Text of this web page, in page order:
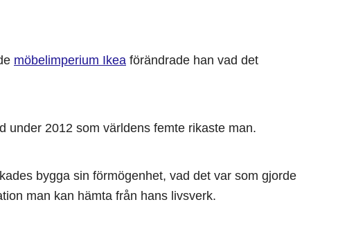
möbelimperium Ikea förändrade han vad det
under 2012 som världens femte rikaste man.
bygga sin förmögenhet, vad det var som gjorde
man kan hämta från hans livsverk.